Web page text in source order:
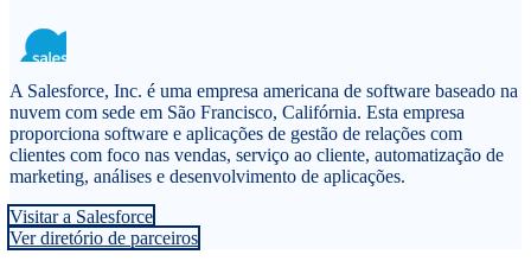
A Salesforce, Inc. é uma empresa americana de software baseado na
nuvem com sede em São Francisco, Califórnia. Esta empresa
proporciona software e aplicações de gestão de relações com
clientes com foco nas vendas, serviço ao cliente, automatização de
marketing, análises e desenvolvimento de aplicações.
Visitar a Salesforce
Ver diretório de parceiros